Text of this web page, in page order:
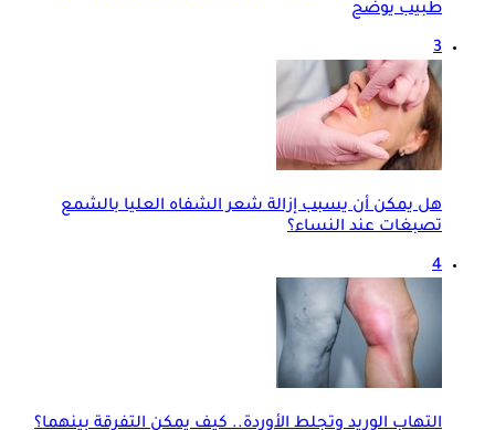
طبيب يوضح
3
هل يمكن أن يسبب إزالة شعر الشفاه العليا بالشمع
تصبغات عند النساء؟
4
التهاب الوريد وتجلط الأوردة.. كيف يمكن التفرقة بينهما؟